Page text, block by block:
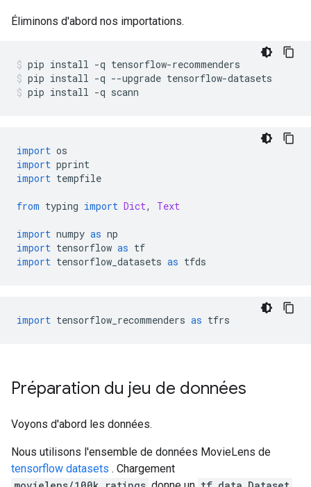
Éliminons d'abord nos importations.
pip install -q tensorflow-recommenders
pip install -q --upgrade tensorflow-datasets
pip install -q scann
import os
import pprint
import tempfile
from typing import Dict, Text
import numpy as np
import tensorflow as tf
import tensorflow_datasets as tfds
import tensorflow_recommenders as tfrs
Préparation du jeu de données
Voyons d'abord les données.
Nous utilisons l'ensemble de données MovieLens de
tensorflow datasets . Chargement